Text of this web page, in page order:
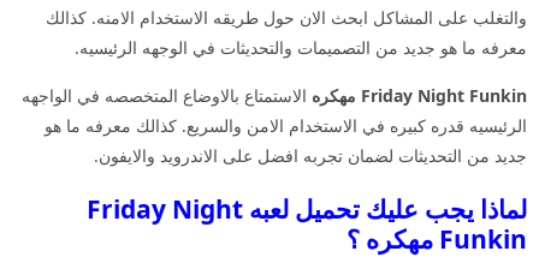
والتغلب على المشاكل ابحث الان حول طريقه الاستخدام الامنه. كذالك
معرفه ما هو جديد من التصميمات والتحديثات في الوجهه الرئيسيه.
Friday Night Funkin مهكره
الاستمتاع بالاوضاع المتخصصه في الواجهه
الرئيسيه قدره كبيره في الاستخدام الامن والسريع. كذالك معرفه ما هو
جديد من التحديثات لضمان تجربه افضل على الاندرويد والايفون.
لماذا يجب عليك تحميل لعبه Friday Night
Funkin مهكره ؟